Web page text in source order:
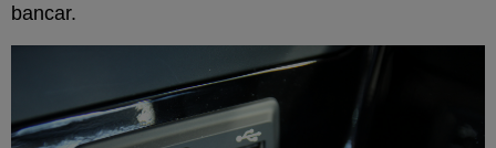
bancar.